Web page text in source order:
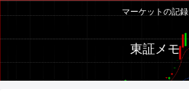
マーケットの記録
東証メモ